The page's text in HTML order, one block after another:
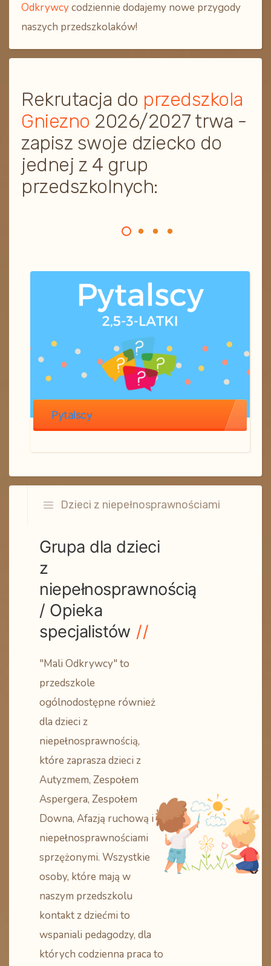
Odkrywcycodziennie dodajemy nowe przygody
naszych przedszkolaków!
Rekrutacja do przedszkola
Gniezno 2026/2027 trwa -
zapisz swoje dziecko do
jednej z 4 grup
przedszkolnych:
Pytalscy
Dzieci z niepełnosprawnościami
Grupa dla dzieci
z
niepełnosprawnością
/ Opieka
specjalistów
"Mali Odkrywcy" to
przedszkole
ogólnodostępne również
dla dzieci z
niepełnosprawnością,
które zaprasza dzieci z
Autyzmem, Zespołem
Aspergera, Zespołem
Downa, Afazją ruchową i
niepełnosprawnościami
sprzężonymi. Wszystkie
osoby, które mają w
naszym przedszkolu
kontakt z dziećmi to
wspaniali pedagodzy, dla
których codzienna praca to